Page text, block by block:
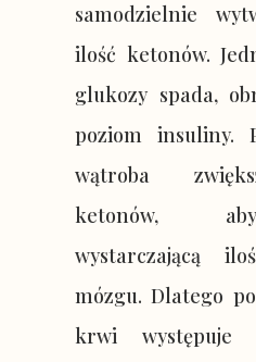
samodzielnie
ilość ketonów.
glukozy spada,
poziom insuliny.
wątroba
ketonów,
wystarczającą
mózgu. Dlatego
krwi występuje